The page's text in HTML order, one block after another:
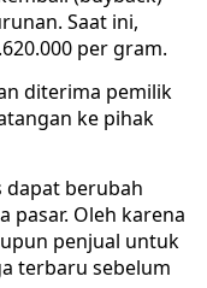
Saat ini,
per gram.
diterima pemilik
ke pihak
dapat berubah
pasar. Oleh karena
penjual untuk
terbaru sebelum